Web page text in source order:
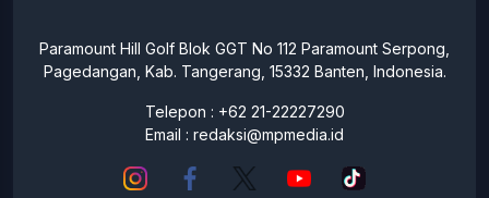
Paramount Hill Golf Blok GGT No 112 Paramount Serpong,
Pagedangan, Kab. Tangerang, 15332 Banten, Indonesia.
Telepon : +62 21-22227290
Email : redaksi@mpmedia.id